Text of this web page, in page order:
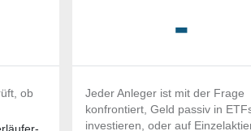
ob
-
Jeder Anleger ist mit der Frage
konfrontiert, Geld passiv in
investieren, oder auf